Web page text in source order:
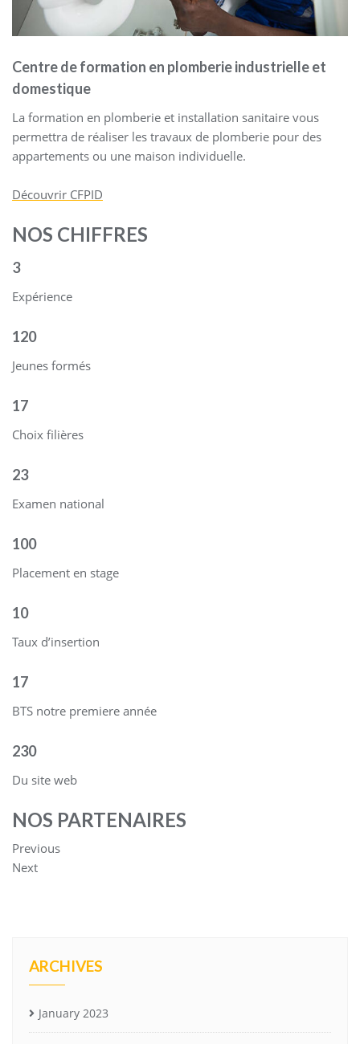
Centre de formation en plomberie industrielle et
domestique
La formation en plomberie et installation sanitaire vous
permettra de réaliser les travaux de plomberie pour des
appartements ou une maison individuelle.
Découvrir CFPID
NOS CHIFFRES
3
Expérience
120
Jeunes formés
17
Choix filières
23
Examen national
100
Placement en stage
10
Taux d’insertion
17
BTS notre premiere année
230
Du site web
NOS PARTENAIRES
Previous
Next
ARCHIVES
January 2023